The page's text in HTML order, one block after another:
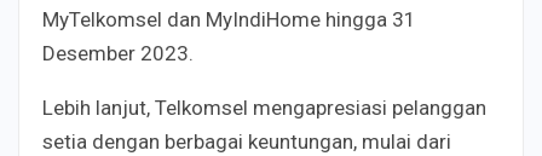
MyTelkomsel dan MyIndiHome hingga 31
Desember 2023.
Lebih lanjut, Telkomsel mengapresiasi pelanggan
setia dengan berbagai keuntungan, mulai dari